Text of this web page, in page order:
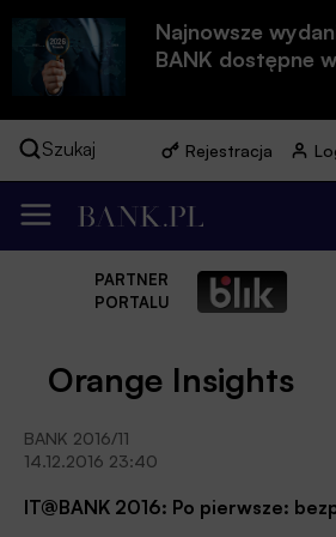
Najnowsze
BANK dostępne
Szukaj Rejestracja
PARTNER
PORTALU
Orange Insights
BANK 2016/11
14.12.2016 23:40
IT@BANK 2016: Po pierwsze: